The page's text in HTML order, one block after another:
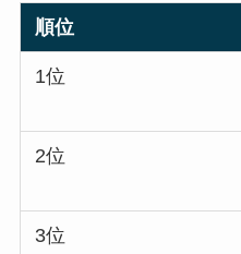
順位
1位
2位
3位